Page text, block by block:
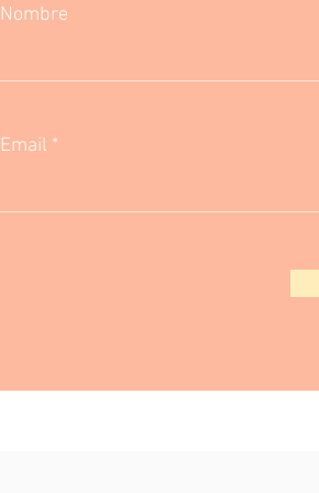
Nombre
Email